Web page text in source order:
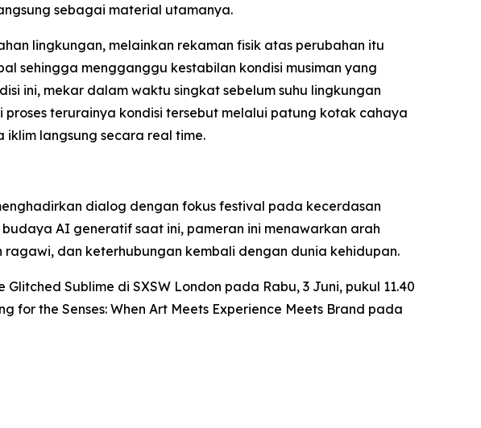
sebagai material utamanya.
lingkungan, melainkan rekaman fisik atas perubahan itu
sehingga mengganggu kestabilan kondisi musiman yang
ini, mekar dalam waktu singkat sebelum suhu lingkungan
terurainya kondisi tersebut melalui patung kotak cahaya
langsung secara real time.
dialog dengan fokus festival pada kecerdasan
AI generatif saat ini, pameran ini menawarkan arah
dan keterhubungan kembali dengan dunia kehidupan.
Glitched Sublime di SXSW London pada Rabu, 3 Juni, pukul 11.40
for the Senses: When Art Meets Experience Meets Brand pada